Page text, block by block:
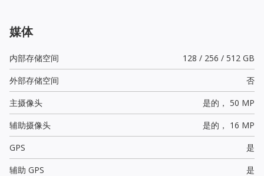
媒体
内部存储空间
128 / 256 / 512 GB
外部存储空间
否
主摄像头
是的， 50 MP
辅助摄像头
是的， 16 MP
GPS
是
辅助 GPS
是